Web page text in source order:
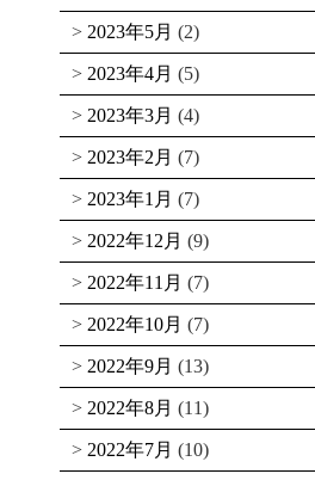
2023年5月 (2)
2023年4月 (5)
2023年3月 (4)
2023年2月 (7)
2023年1月 (7)
2022年12月 (9)
2022年11月 (7)
2022年10月 (7)
2022年9月 (13)
2022年8月 (11)
2022年7月 (10)